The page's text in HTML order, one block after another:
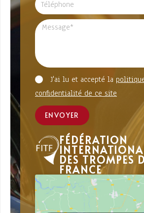
J'ai lu et accepté la
confidentialité de ce site
ENVOYER
FÉDÉRATION
DES TROMPES
FRANCE